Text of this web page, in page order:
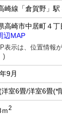
崎線「倉賀野」
高崎市中居町４
辺MAP
表示は、位置情報
)
9月
洋室6畳/洋室6畳(*
2